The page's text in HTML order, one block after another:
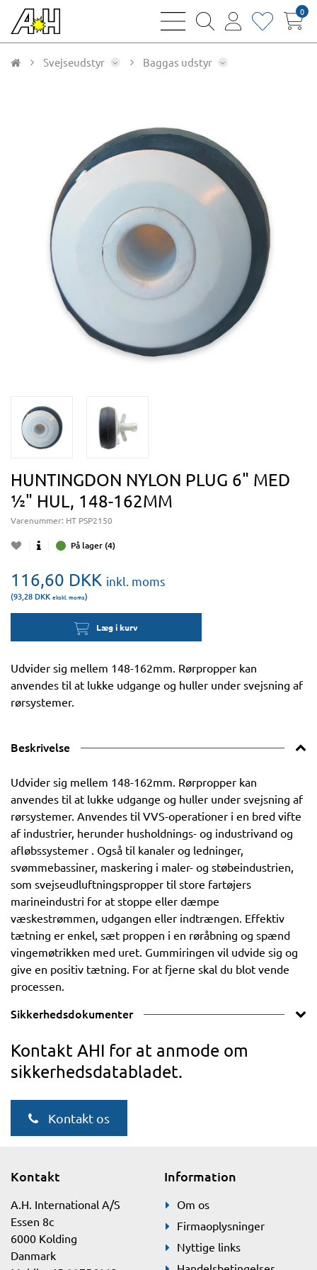
bars
magnifying
user
heart0
Svejseudstyr Baggas udstyr
HUNTINGDON NYLON PLUG 6" MED
½" HUL, 148-162MM
Varenummer: HT PSP2150
På lager (4)
116,60 DKK inkl. moms
(93,28 DKK ekskl. moms)
Læg i kurv
Udvider sig mellem 148-162mm. Rørpropper kan
anvendes til at lukke udgange og huller under svejsning af
rørsystemer.
Beskrivelse
Udvider sig mellem 148-162mm. Rørpropper kan
anvendes til at lukke udgange og huller under svejsning af
rørsystemer. Anvendes til VVS-operationer i en bred vifte
af industrier, herunder husholdnings- og industrivand og
afløbssystemer . Også til kanaler og ledninger,
svømmebassiner, maskering i maler- og støbeindustrien,
som svejseudluftningspropper til store fartøjers
marineindustri for at stoppe eller dæmpe
væskestrømmen, udgangen eller indtrængen. Effektiv
tætning er enkel, sæt proppen i en røråbning og spænd
vingemøtrikken med uret. Gummiringen vil udvide sig og
give en positiv tætning. For at fjerne skal du blot vende
processen.
Sikkerhedsdokumenter
Kontakt AHI for at anmode om
sikkerhedsdatabladet.
Kontakt os
Kontakt
A.H. International A/S
Essen 8c
6000 Kolding
Danmark
Information
Om os
Firmaoplysninger
Nyttige links